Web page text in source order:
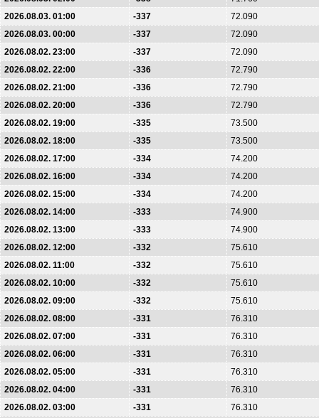
2026.08.03. 01:00
-337
72.090
2026.08.03. 00:00
-337
72.090
2026.08.02. 23:00
-337
72.090
2026.08.02. 22:00
-336
72.790
2026.08.02. 21:00
-336
72.790
2026.08.02. 20:00
-336
72.790
2026.08.02. 19:00
-335
73.500
2026.08.02. 18:00
-335
73.500
2026.08.02. 17:00
-334
74.200
2026.08.02. 16:00
-334
74.200
2026.08.02. 15:00
-334
74.200
2026.08.02. 14:00
-333
74.900
2026.08.02. 13:00
-333
74.900
2026.08.02. 12:00
-332
75.610
2026.08.02. 11:00
-332
75.610
2026.08.02. 10:00
-332
75.610
2026.08.02. 09:00
-332
75.610
2026.08.02. 08:00
-331
76.310
2026.08.02. 07:00
-331
76.310
2026.08.02. 06:00
-331
76.310
2026.08.02. 05:00
-331
76.310
2026.08.02. 04:00
-331
76.310
2026.08.02. 03:00
-331
76.310